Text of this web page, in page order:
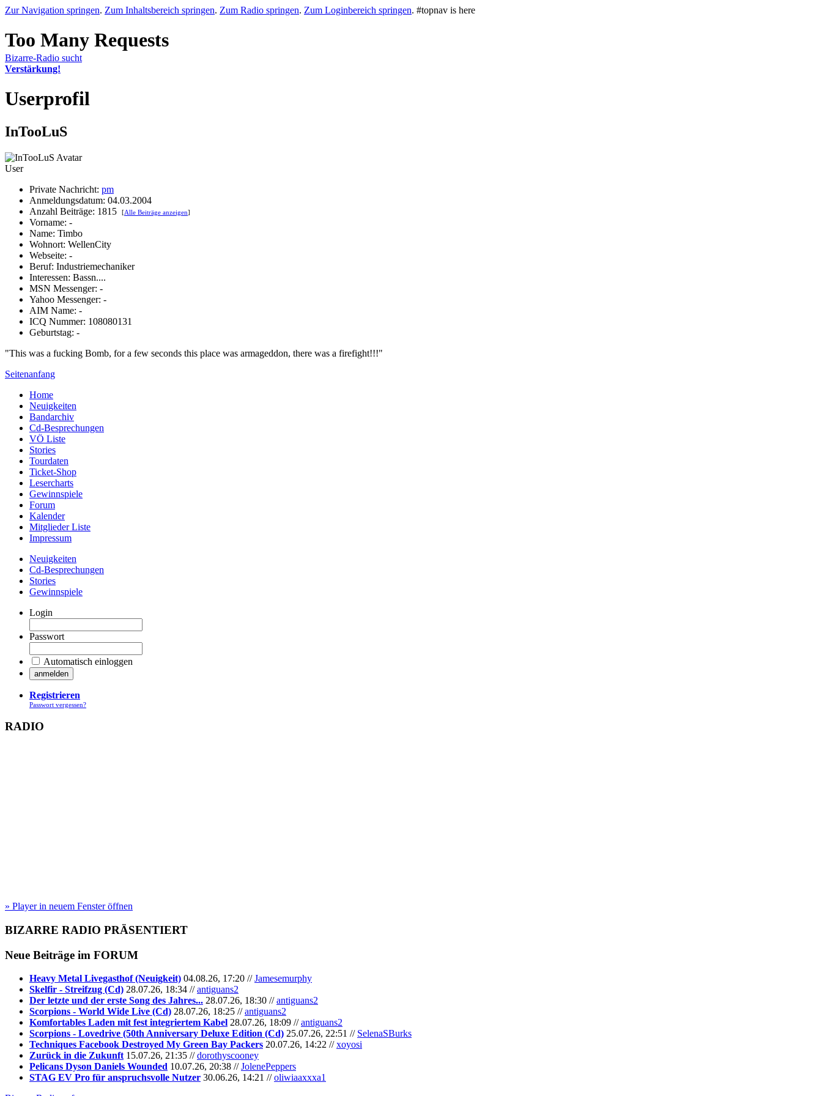
Zur Navigation springen. Zum Inhaltsbereich springen. Zum Radio springen. Zum Loginbereich springen. #topnav is here
Bizarre-Radio sucht
Verstärkung!
Userprofil
InTooLuS
User
Private Nachricht: pm
Anmeldungsdatum: 04.03.2004
Anzahl Beiträge: 1815
[Alle Beiträge anzeigen]
Vorname: -
Name: Timbo
Wohnort: WellenCity
Webseite: -
Beruf: Industriemechaniker
Interessen: Bassn....
MSN Messenger: -
Yahoo Messenger: -
AIM Name: -
ICQ Nummer: 108080131
Geburtstag: -
"This was a fucking Bomb, for a few seconds this place was armageddon, there was a firefight!!!"
Seitenanfang
Home
Neuigkeiten
Bandarchiv
Cd-Besprechungen
VÖ Liste
Stories
Tourdaten
Ticket-Shop
Lesercharts
Gewinnspiele
Forum
Kalender
Mitglieder Liste
Impressum
Neuigkeiten
Cd-Besprechungen
Stories
Gewinnspiele
Login
Passwort
Automatisch einloggen
Registrieren
Passwort vergessen?
RADIO
» Player in neuem Fenster öffnen
BIZARRE RADIO PRÄSENTIERT
Neue Beiträge im FORUM
Heavy Metal Livegasthof (Neuigkeit) 04.08.26, 17:20 //Jamesemurphy
Skelfir - Streifzug (Cd) 28.07.26, 18:34 //antiguans2
Der letzte und der erste Song des Jahres... 28.07.26, 18:30 //antiguans2
Scorpions - World Wide Live (Cd) 28.07.26, 18:25 //antiguans2
Komfortables Laden mit fest integriertem Kabel 28.07.26, 18:09 //antiguans2
Scorpions - Lovedrive (50th Anniversary Deluxe Edition (Cd) 25.07.26, 22:51 // SelenaSBurks
Techniques Facebook Destroyed My Green Bay Packers 20.07.26, 14:22 //xoyosi
Zurück in die Zukunft 15.07.26, 21:35 //dorothyscooney
Pelicans Dyson Daniels Wounded 10.07.26, 20:38 //JolenePeppers
STAG EV Pro für anspruchsvolle Nutzer 30.06.26, 14:21 //oliwiaaxxxa1